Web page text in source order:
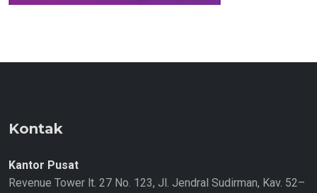
Kontak
Kantor Pusat
Revenue Tower lt. 27 No. 123, Jl. Jendral Sudirman, Kav. 52–